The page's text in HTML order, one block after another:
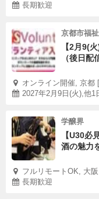
長期歓迎
京都市福
【2月9(
（後日配
オンライン開催, 京都
2027年2月9日(火),他1
学醸界
【U30必
酒の魅力
フルリモートOK, 大
長期歓迎